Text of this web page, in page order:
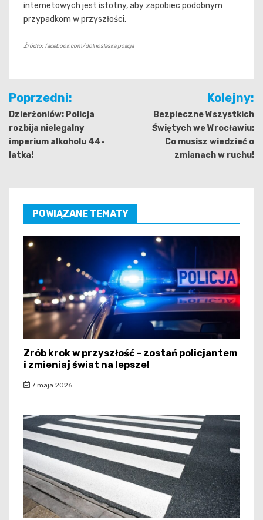
internetowych jest istotny, aby zapobiec podobnym
przypadkom w przyszłości.
Źródło: facebook.com/dolnoslaska.policja
Nawigacja
wpisu
Poprzedni:
Dzierżoniów: Policja
rozbija nielegalny
imperium alkoholu 44-
latka!
Kolejny:
Bezpieczne Wszystkich
Świętych we Wrocławiu:
Co musisz wiedzieć o
zmianach w ruchu!
POWIĄZANE TEMATY
Zrób krok w przyszłość – zostań policjantem
i zmieniaj świat na lepsze!
7 maja 2026